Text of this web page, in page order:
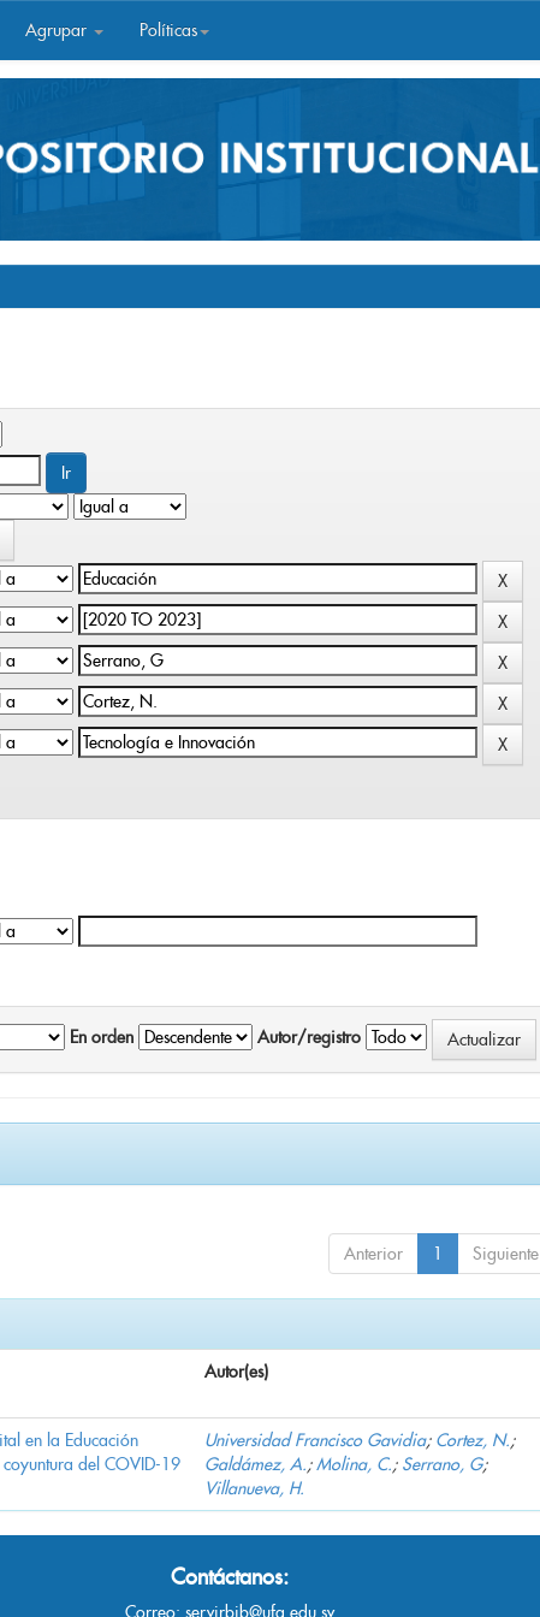
Agrupar Políticas
En orden Autor/registro
Anterior 1 Siguiente
Autor(es)
en la Educación
del COVID-19
Universidad Francisco Gavidia; Cortez, N.;
Galdámez, A.;Molina, C.; Serrano, G;
Villanueva, H.
Contáctanos:
Correo: servirbib@ufg.edu.sv